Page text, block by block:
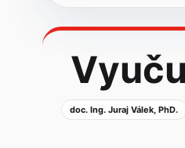
doc. Ing. Juraj Válek, PhD.